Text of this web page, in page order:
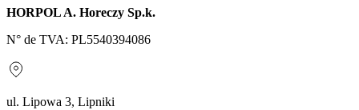
HORPOL A. Horeczy Sp.k.
N° de TVA: PL5540394086
ul. Lipowa 3, Lipniki